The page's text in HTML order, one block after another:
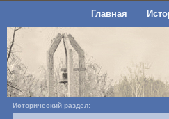
Главная
Исторический раздел: